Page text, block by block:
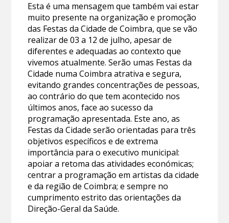
Esta é uma mensagem que também vai estar
muito presente na organização e promoção
das Festas da Cidade de Coimbra, que se vão
realizar de 03 a 12 de julho, apesar de
diferentes e adequadas ao contexto que
vivemos atualmente. Serão umas Festas da
Cidade numa Coimbra atrativa e segura,
evitando grandes concentrações de pessoas,
ao contrário do que tem acontecido nos
últimos anos, face ao sucesso da
programação apresentada. Este ano, as
Festas da Cidade serão orientadas para três
objetivos específicos e de extrema
importância para o executivo municipal:
apoiar a retoma das atividades económicas;
centrar a programação em artistas da cidade
e da região de Coimbra; e sempre no
cumprimento estrito das orientações da
Direção-Geral da Saúde.